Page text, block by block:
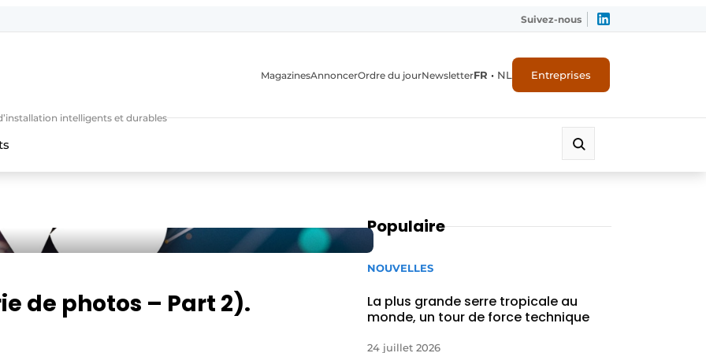
Suivez-nous
intelligents et durables
MagazinesAnnoncerOrdre du jourNewsletterFR • NL Entreprises
de photos – Part 2).
Populaire
NOUVELLES
La plus grande serre tropicale au
monde, un tour de force technique
24 juillet 2026